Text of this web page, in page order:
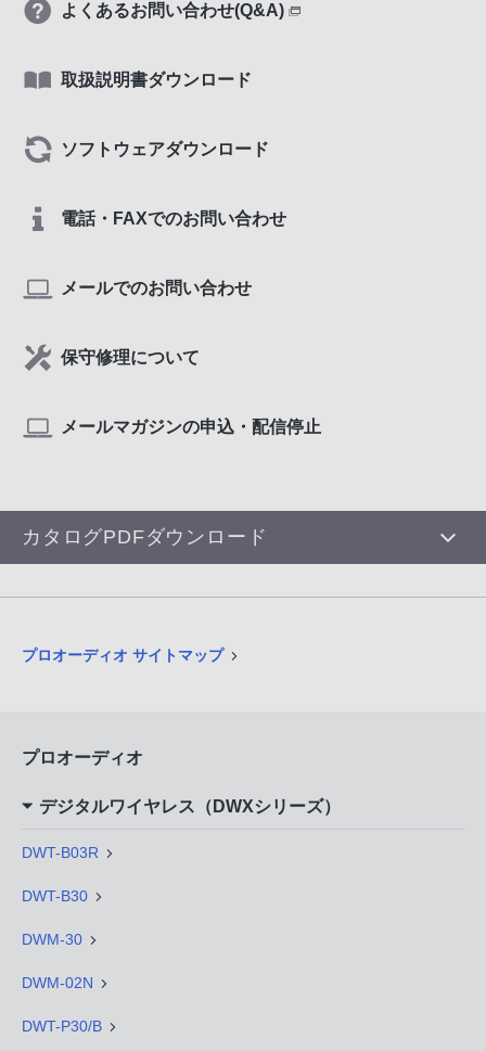
よくあるお問い合わせ(Q&A)
取扱説明書ダウンロード
ソフトウェアダウンロード
電話・FAXでのお問い合わせ
メールでのお問い合わせ
保守修理について
メールマガジンの申込・配信停止
カタログPDFダウンロード
プロオーディオ サイトマップ
プロオーディオ
デジタルワイヤレス（DWXシリーズ）
DWT-B03R
DWT-B30
DWM-30
DWM-02N
DWT-P30/B